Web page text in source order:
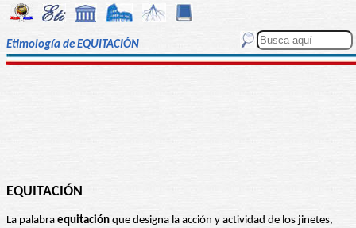
Etimología de EQUITACIÓN
EQUITACIÓN
La palabra equitación que designa la acción y actividad de los jinetes,